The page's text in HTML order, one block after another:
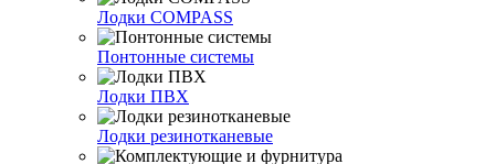
Лодки COMPASS
Понтонные системы
Лодки ПВХ
Лодки резинотканевые